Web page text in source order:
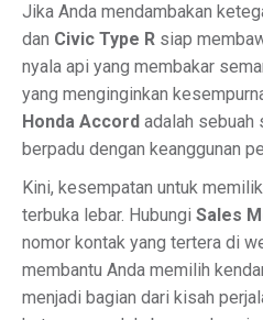
Jika Anda mendambakan
dan Civic Type R siap
nyala api yang membakar
yang menginginkan
Honda Accord adalah sebuah
berpadu dengan keanggunan
Kini, kesempatan untuk
terbuka lebar. Hubungi Sales
nomor kontak yang tertera di
membantu Anda memilih
menjadi bagian dari kisah